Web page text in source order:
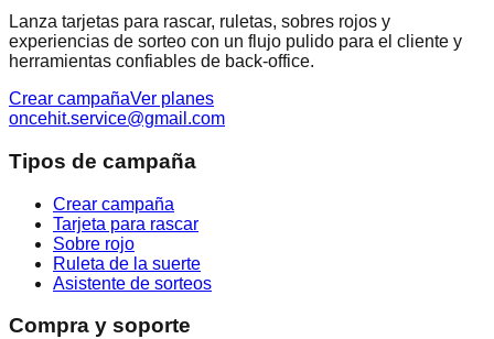
Lanza tarjetas para rascar, ruletas, sobres rojos y
experiencias de sorteo con un flujo pulido para el cliente y
herramientas confiables de back-office.
Crear campañaVer planes
oncehit.service@gmail.com
Tipos de campaña
Crear campaña
Tarjeta para rascar
Sobre rojo
Ruleta de la suerte
Asistente de sorteos
Compra y soporte